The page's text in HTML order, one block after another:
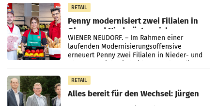
Müller-Filialen
RETAIL
Penny modernisiert zwei Filialen in
Ober- und Niederösterreich
WIENER NEUDORF. – Im Rahmen einer
laufenden Modernisierungsoffensive
erneuert Penny zwei Filialen in Nieder- und
RETAIL
Alles bereit für den Wechsel: Jürgen
Albrecht setzt ab 1.1.2027 auf Adeg